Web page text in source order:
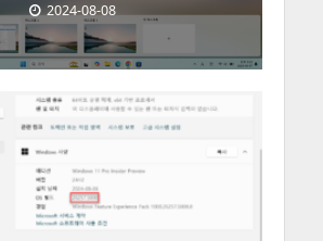
2024-08-08